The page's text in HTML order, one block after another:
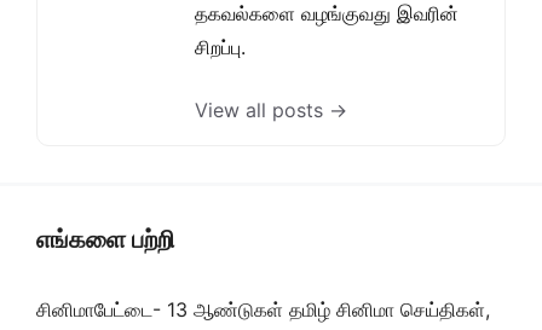
தகவல்களை வழங்குவது இவரின்
சிறப்பு.
View all posts →
எங்களை பற்றி
சினிமாபேட்டை- 13 ஆண்டுகள் தமிழ் சினிமா செய்திகள்,